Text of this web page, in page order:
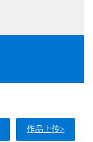
作品上传>